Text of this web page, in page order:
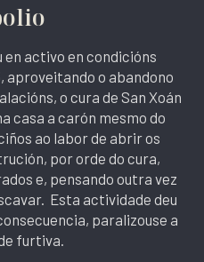
activo en condicións
aproveitando o abandono
o cura de San Xoán
casa a carón mesmo do
ao labor de abrir os
por orde do cura,
e, pensando outra vez
Esta actividade deu
paralizouse a
furtiva.